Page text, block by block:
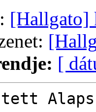
[Hallgato]
[